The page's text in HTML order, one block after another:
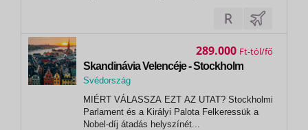
Dél-Svédország legnagyobb városával,
Malmövel, a dán fővárossal, Koppenhágával,
legjelentősebb reneszánsz...
Skandinávia Velencéje - Stockholm
Svédország
Stockholm
MIÉRT VÁLASSZA EZT AZ UTAT? Stockholmi
Parlament és a Királyi Palota Felkeressük a
Nobel-díj átadás helyszínét...
289.000 Ft